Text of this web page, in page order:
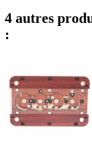
4 autres
: